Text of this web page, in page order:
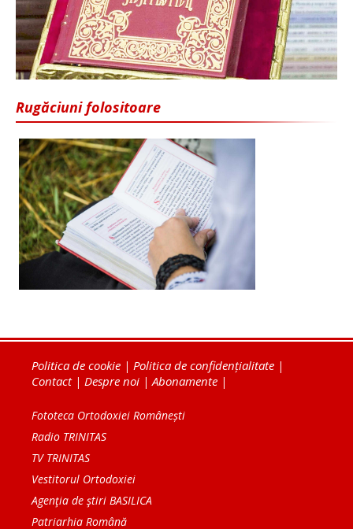
Rugăciuni folositoare
Politica de cookie | Politica de confidențialitate |
Contact| Despre noi |Abonamente |
Fototeca Ortodoxiei Românești
Radio TRINITAS
TV TRINITAS
Vestitorul Ortodoxiei
Agenţia de ştiri BASILICA
Patriarhia Română